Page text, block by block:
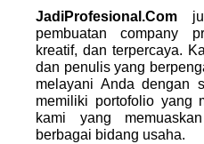
JadiProfesional.Com
pembuatan company
kreatif, dan terpercaya.
dan penulis yang
melayani Anda dengan
memiliki portofolio yang
kami yang
berbagai bidang usaha.